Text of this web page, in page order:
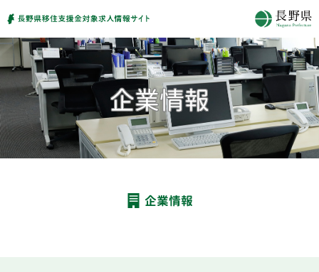
企業情報